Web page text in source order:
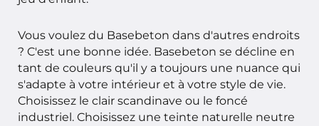
Vous voulez du Basebeton dans d'autres endroits
? C'est une bonne idée. Basebeton se décline en
tant de couleurs qu'il y a toujours une nuance qui
s'adapte à votre intérieur et à votre style de vie.
Choisissez le clair scandinave ou le foncé
industriel. Choisissez une teinte naturelle neutre